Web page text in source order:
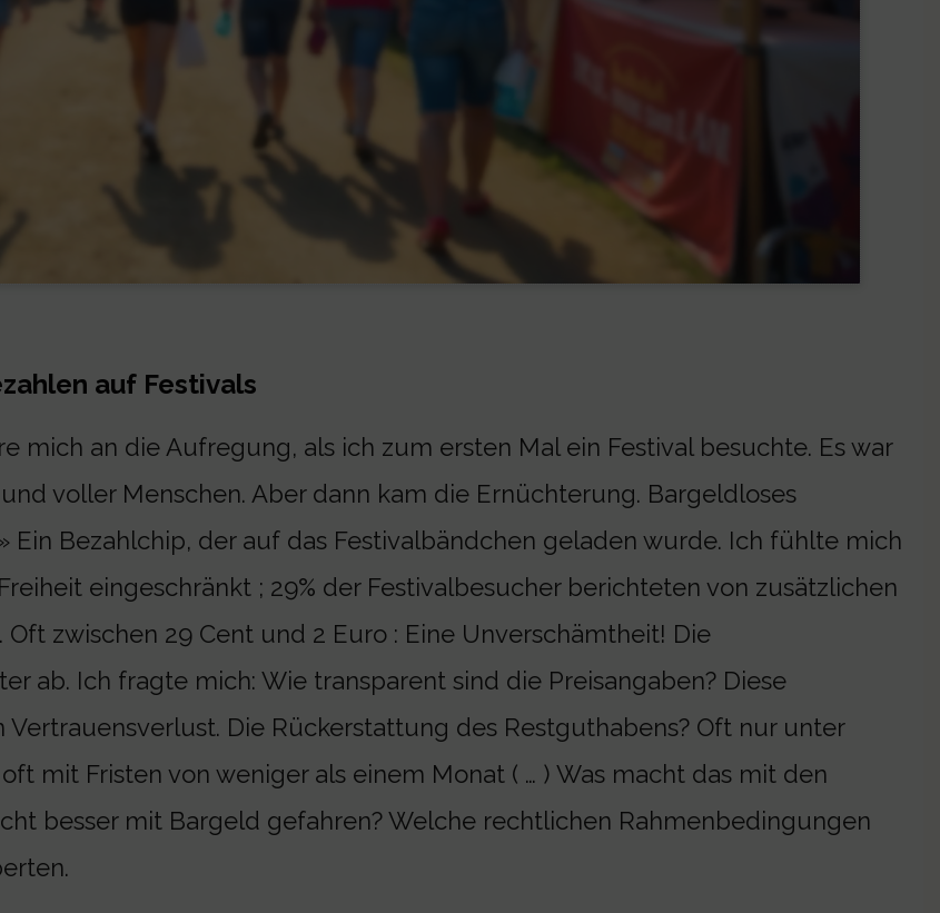
auf Festivals
mich an die Aufregung, als ich zum ersten Mal ein Festival besuchte. Es war
voller Menschen. Aber dann kam die Ernüchterung. Bargeldloses
Ein Bezahlchip, der auf das Festivalbändchen geladen wurde. Ich fühlte mich
eingeschränkt ; 29% der Festivalbesucher berichteten von zusätzlichen
Oft zwischen 29 Cent und 2 Euro : Eine Unverschämtheit! Die
ab. Ich fragte mich: Wie transparent sind die Preisangaben? Diese
Die Rückerstattung des Restguthabens? Oft nur unter
mit Fristen von weniger als einem Monat ( … ) Was macht das mit den
besser mit Bargeld gefahren? Welche rechtlichen Rahmenbedingungen